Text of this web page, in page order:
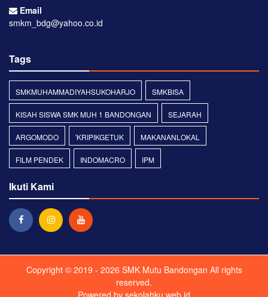
Email
smkm_bdg@yahoo.co.id
Tags
SMKMUHAMMADIYAHSUKOHARJO SMKBISA
KISAH SISWA SMK MUH 1 BANDONGAN SEJARAH
ARGOMODO 'KRIPIKGETUK MAKANANLOKAL
FILM PENDEK INDOMACRO IPM
Ikuti Kami
Copyright © 2019 - 2026 SMK Mutu Bandongan All rights
reserved.